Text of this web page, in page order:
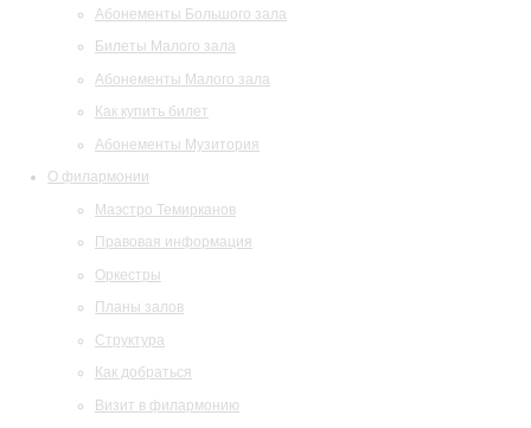
Абонементы Большого зала
Билеты Малого зала
Абонементы Малого зала
Как купить билет
Абонементы Музитория
О филармонии
Маэстро Темирканов
Правовая информация
Оркестры
Планы залов
Структура
Как добраться
Визит в филармонию